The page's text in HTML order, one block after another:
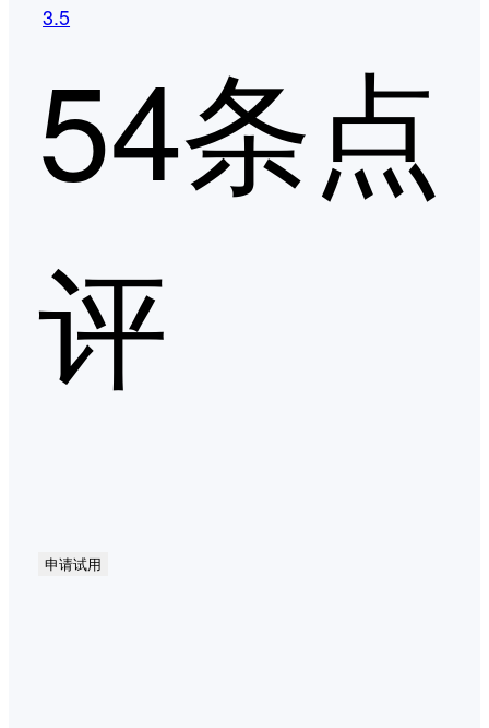
3.5
54条点
评
申请试用